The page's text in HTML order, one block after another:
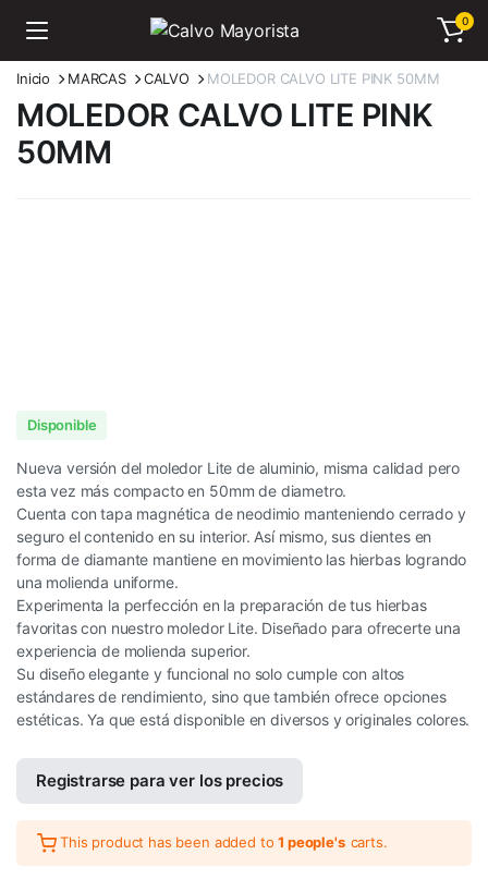
0
Inicio MARCAS CALVO MOLEDOR CALVO LITE PINK 50MM
MOLEDOR CALVO LITE PINK
50MM
Disponible
Nueva versión del moledor Lite de aluminio, misma calidad pero
esta vez más compacto en 50mm de diametro.
Cuenta con tapa magnética de neodimio manteniendo cerrado y
seguro el contenido en su interior. Así mismo, sus dientes en
forma de diamante mantiene en movimiento las hierbas logrando
una molienda uniforme.
Experimenta la perfección en la preparación de tus hierbas
favoritas con nuestro moledor Lite. Diseñado para ofrecerte una
experiencia de molienda superior.
Su diseño elegante y funcional no solo cumple con altos
estándares de rendimiento, sino que también ofrece opciones
estéticas. Ya que está disponible en diversos y originales colores.
Registrarse para ver los precios
This product has been added to1 people's carts.